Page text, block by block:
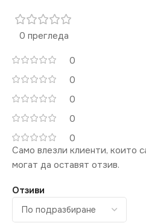
0 прегледа
0
0
0
0
0
Отзиви
Само влезли клиенти, които
могат да оставят отзив.